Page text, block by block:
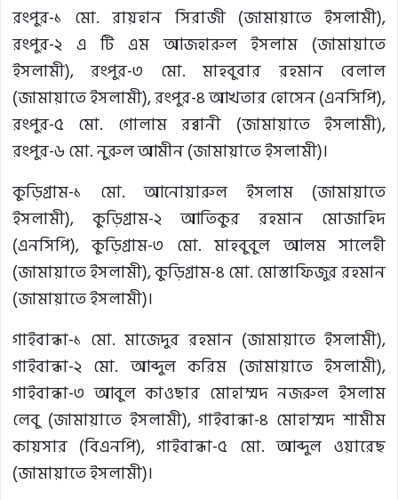
রংপুর-১ মো. রায়হান সিরাজী (জামায়াতে ইসলামী),
রংপুর-২ এ টি এম আজহারুল ইসলাম (জামায়াতে
ইসলামী), রংপুর-৩ মো. মাহবুবার রহমান বেলাল
(জামায়াতে ইসলামী), রংপুর-৪ আখতার হোসেন (এনসিপি),
রংপুর-৫ মো. গোলাম রব্বানী (জামায়াতে ইসলামী),
রংপুর-৬ মো. নুরুল আমীন (জামায়াতে ইসলামী)।
কুড়িগ্রাম-১ মো. আনোয়ারুল ইসলাম (জামায়াতে
ইসলামী), কুড়িগ্রাম-২ আতিকুর রহমান মোজাহিদ
(এনসিপি), কুড়িগ্রাম-৩ মো. মাহবুবুল আলম সালেহী
(জামায়াতে ইসলামী), কুড়িগ্রাম-৪ মো. মোস্তাফিজুর রহমান
(জামায়াতে ইসলামী)।
গাইবান্ধা-১ মো. মাজেদুর রহমান (জামায়াতে ইসলামী),
গাইবান্ধা-২ মো. আব্দুল করিম (জামায়াতে ইসলামী),
গাইবান্ধা-৩ আবুল কাওছার মোহাম্মদ নজরুল ইসলাম
লেবু (জামায়াতে ইসলামী), গাইবান্ধা-৪ মোহাম্মদ শামীম
কায়সার (বিএনপি), গাইবান্ধা-৫ মো. আব্দুল ওয়ারেছ
(জামায়াতে ইসলামী)।